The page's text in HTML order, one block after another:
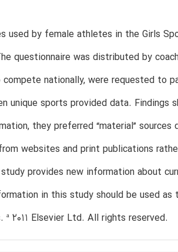
by female athletes in the Girls
questionnaire was distributed by
nationally, were requested to
unique sports provided data. Findings
they preferred “material” sources
websites and print publications
provides new information about
in this study should be used as
2011 Elsevier Ltd. All rights reserved.